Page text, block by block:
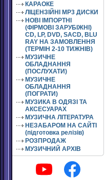
КАРАОКЕ
ЛІЦЕНЗІЙНІ MP3 ДИСКИ
НОВІ ІМПОРТНІ
(ФІРМОВІ ЗАРУБІЖНІ)
CD, LP, DVD, SACD, BLU
RAY НА ЗАМОВЛЕННЯ
(ТЕРМІН 2-10 ТИЖНІВ)
МУЗИЧНЕ
ОБЛАДНАННЯ
(ПОСЛУХАТИ)
МУЗИЧНЕ
ОБЛАДНАННЯ
(ПОГРАТИ)
МУЗИКА В ОДЯЗІ ТА
АКСЕСУАРАХ
МУЗИЧНА ЛІТЕРАТУРА
НЕЗАБАРОМ НА САЙТІ
(підготовка релізів)
РОЗПРОДАЖ
МУЗИЧНИЙ АРХІВ